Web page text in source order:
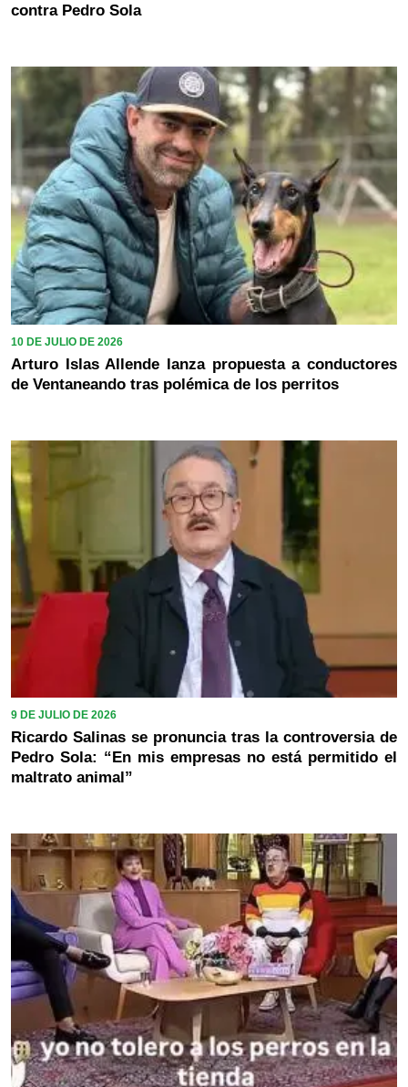
contra Pedro Sola
10 DE JULIO DE 2026
Arturo Islas Allende lanza propuesta a conductores
de Ventaneando tras polémica de los perritos
9 DE JULIO DE 2026
Ricardo Salinas se pronuncia tras la controversia de
Pedro Sola: “En mis empresas no está permitido el
maltrato animal”